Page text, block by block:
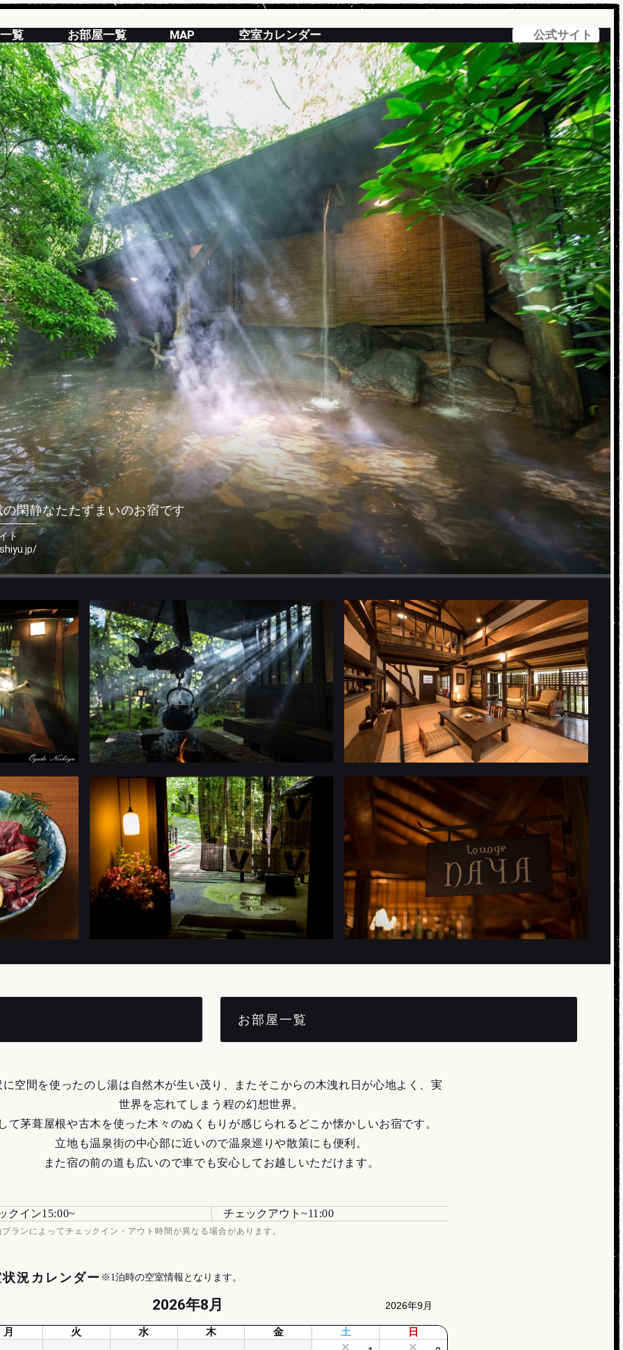
覧 お部屋一覧 MAP 空室カレンダー 公式サイト
閑静なたたずまいのお宿です
ト
お部屋一覧
に空間を使ったのし湯は自然木が生い茂り、またそこからの木洩れ日が心地よく、実
世界を忘れてしまう程の幻想世界。
て茅葺屋根や古木を使った木々のぬくもりが感じられるどこか懐かしいお宿です。
立地も温泉街の中心部に近いので温泉巡りや散策にも便利。
また宿の前の道も広いので車でも安心してお越しいただけます。
クイン15:00 チェックアウト 11:00
ランによってチェックイン・アウト時間が異なる場合があります。
況カレンダー ※1泊時の空室情報となります。
2026年8月 2026年9月
月 火 水 木 金 土 日